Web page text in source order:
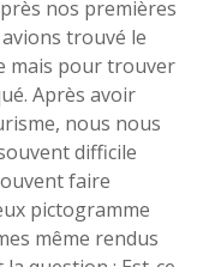
nos premières
trouvé le
mais pour trouver
Après avoir
nous nous
difficile
faire
pictogramme
même rendus